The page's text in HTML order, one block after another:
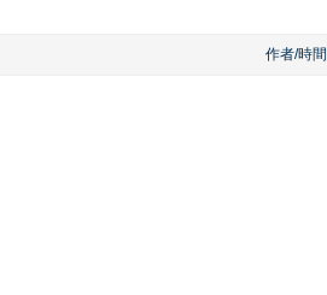
作者/時間